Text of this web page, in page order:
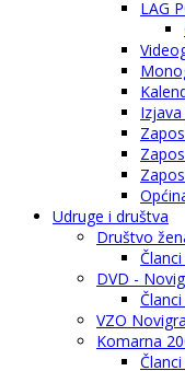
LAG
Udruge i društva
Društvo
DVD -
VZO
Komarna